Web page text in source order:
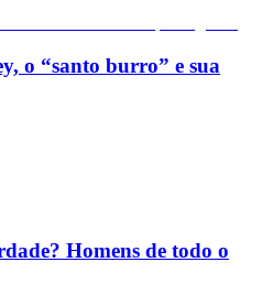
o “santo burro” e sua
Homens de todo o